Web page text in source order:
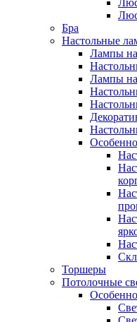
Бра
Настольные
Лампы
Лампы
Торшеры
Потолочные